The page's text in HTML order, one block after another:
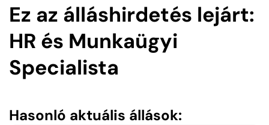
Ez az álláshirdetés lejárt:
HR és Munkaügyi
Specialista
Hasonló aktuális állások: